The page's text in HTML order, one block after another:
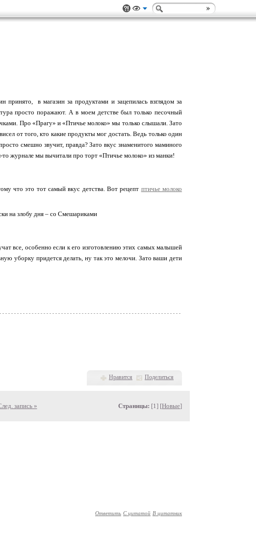
в магазин за продуктами и зацепилась взглядом за
просто поражают. А в моем детстве был только песочный
Про «Прагу» и «Птичье молоко» мы только слышали. Зато
от того, кто какие продукты мог достать. Ведь только один
смешно звучит, правда? Зато вкус знаменитого маминого
то журнале мы вычитали про торт «Птичье молоко» из манки!
что это тот самый вкус детства. Вот рецепт птичье молоко
на злобу дня – со Смешариками
все, особенно если к его изготовлению этих самых малышей
уборку придется делать, ну так это мелочи. Зато ваши дети
Нравится Поделиться
запись » Страницы: [1] [Новые]
Ответить С цитатой В цитатник